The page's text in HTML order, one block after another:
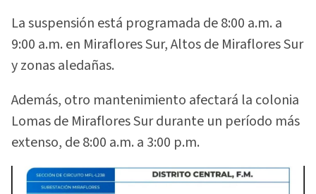
La suspensión está programada de 8:00 a.m. a
9:00 a.m. en Miraflores Sur, Altos de Miraflores Sur
y zonas aledañas.
Además, otro mantenimiento afectará la colonia
Lomas de Miraflores Sur durante un período más
extenso, de 8:00 a.m. a 3:00 p.m.